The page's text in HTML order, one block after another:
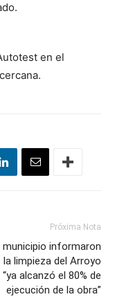
en el
Próxima Nota
municipio informaron
la limpieza del Arroyo
“ya alcanzó el 80% de
ejecución de la obra”